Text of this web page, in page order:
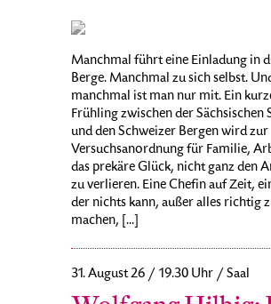
Manchmal führt eine Einladung in
Berge. Manchmal zu sich selbst.
manchmal ist man nur mit. Ein
Frühling zwischen der Sächsischen
und den Schweizer Bergen wird zur
Versuchsanordnung für Familie,
das prekäre Glück, nicht ganz den
zu verlieren. Eine Chefin auf Zeit,
der nichts kann, außer alles richtig
machen, [...]
31. August 26 / 19.30 Uhr / Saal